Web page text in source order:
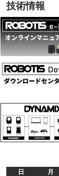
技術情報
日
月